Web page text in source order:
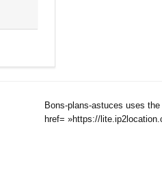
Bons-plans-astuces uses
href= »https://